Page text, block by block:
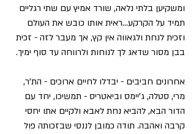
ומשקיען בלתי נלאה, שורד אמיץ עם שתי רגליים
תמיד על הקרקע...ראית אותו כובש את העולם
וזכית לנחת ולגאווה אין קץ, אך מעבר לזה - זכית
בבן מסור שדאג לך לנוחות ולרווחה עד סוף ימיך.
אחרונים חביבים - יבדלו לחיים ארוכים - הת'ר,
מרי, סטלה, ג'יימס וביאטריס - תמשיכו, יחד עם
הדור הבא, להביא נחת לאבא ולקיים אתו יחסי
קרבה ואהבה. תודה כמובן לננסי שבזכותה פול